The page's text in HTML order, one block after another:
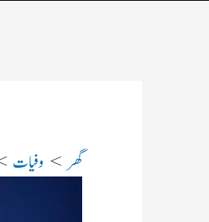
گھر وفیات